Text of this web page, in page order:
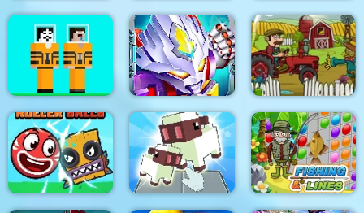
Sky Rolling ball
Poppy Survive Time:
Hugie Wugie
Impostor Warline 456
Survivors
Noob vs Hacker Diver
Suit
Ninja Robo Hero Tractor Mania